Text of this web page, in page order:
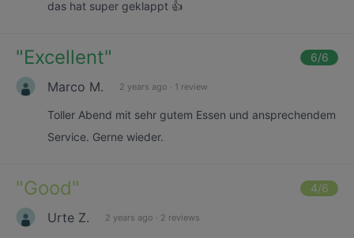
das hat super geklappt 👍
"Excellent" 6/6
Marco M. 2 years ago · 1 review
Toller Abend mit sehr gutem Essen und ansprechendem
Service. Gerne wieder.
"Good" 4/6
Urte Z. 2 years ago · 2 reviews